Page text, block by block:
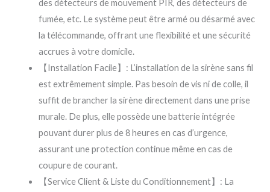
des détecteurs de mouvement PIR, des détecteurs de
fumée, etc. Le système peut être armé ou désarmé avec
la télécommande, offrant une flexibilité et une sécurité
accrues à votre domicile.
【Installation Facile】: L’installation de la sirène sans fil
est extrêmement simple. Pas besoin de vis ni de colle, il
suffit de brancher la sirène directement dans une prise
murale. De plus, elle possède une batterie intégrée
pouvant durer plus de 8 heures en cas d’urgence,
assurant une protection continue même en cas de
coupure de courant.
【Service Client & Liste du Conditionnement】: La